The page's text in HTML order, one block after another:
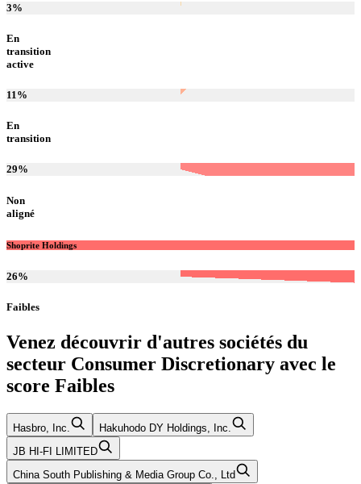
3%
En
transition
active
11%
En
transition
29%
Non
aligné
Shoprite Holdings
26%
Faibles
Venez découvrir d'autres sociétés du
secteur Consumer Discretionary avec le
score Faibles
Hasbro, Inc.
Hakuhodo DY Holdings, Inc.
JB HI-FI LIMITED
China South Publishing & Media Group Co., Ltd